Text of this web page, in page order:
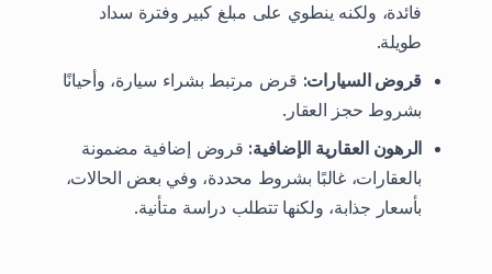
فائدة، ولكنه ينطوي على مبلغ كبير وفترة سداد
طويلة.
قروض السيارات:قرض مرتبط بشراء سيارة، وأحيانًا
بشروط حجز العقار.
الرهون العقارية الإضافية:قروض إضافية مضمونة
بالعقارات، غالبًا بشروط محددة، وفي بعض الحالات،
بأسعار جذابة، ولكنها تتطلب دراسة متأنية.